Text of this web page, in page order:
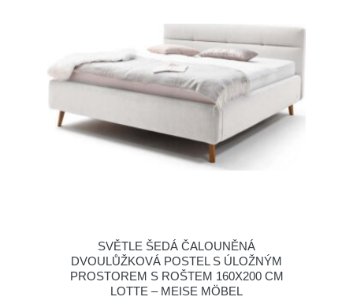
SVĚTLE ŠEDÁ ČALOUNĚNÁ
DVOULŮŽKOVÁ POSTEL S ÚLOŽNÝM
PROSTOREM S ROŠTEM 160X200 CM
LOTTE – MEISE MÖBEL